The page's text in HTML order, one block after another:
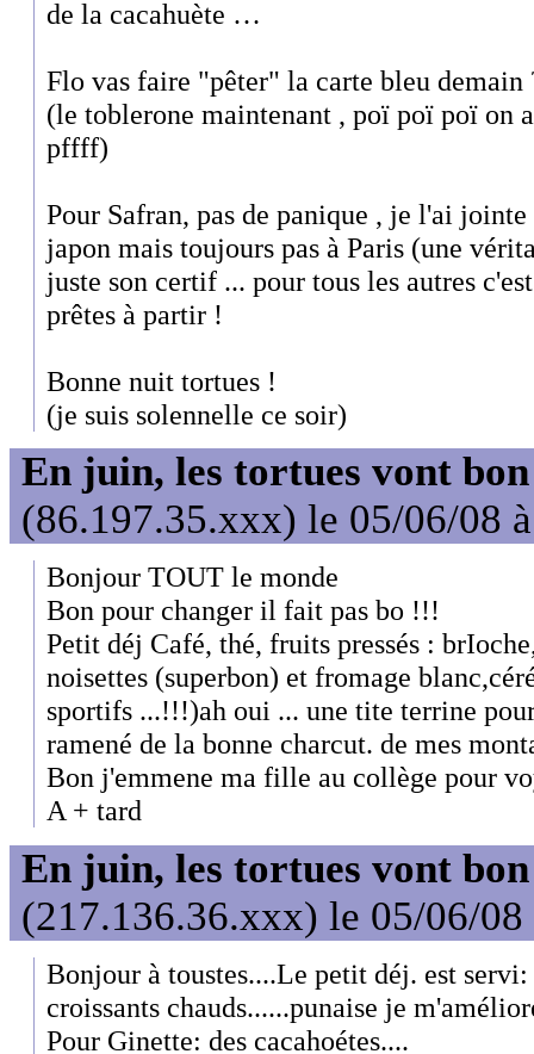
de la cacahuète …
Flo vas faire "pêter" la carte bleu demain
(le toblerone maintenant , poï poï poï on
pffff)
Pour Safran, pas de panique , je l'ai
japon mais toujours pas à Paris (une
juste son certif ... pour tous les autres
prêtes à partir !
Bonne nuit tortues !
(je suis solennelle ce soir)
En juin, les tortues vont
(86.197.35.xxx) le 05/06/08
Bonjour TOUT le monde
Bon pour changer il fait pas bo !!!
Petit déj Café, thé, fruits pressés :
noisettes (superbon) et fromage
sportifs ...!!!)ah oui ... une tite terrine
ramené de la bonne charcut. de mes
Bon j'emmene ma fille au collège pour
A + tard
En juin, les tortues vont
(217.136.36.xxx) le 05/06/08
Bonjour à toustes....Le petit déj. est
croissants chauds......punaise je
Pour Ginette: des cacahoétes....